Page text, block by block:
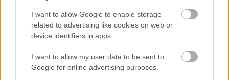
I want to allow Google to enable storage
related to advertising like cookies on web or
device identifiers in apps.
I want to allow my user data to be sent to
Google for online advertising purposes.